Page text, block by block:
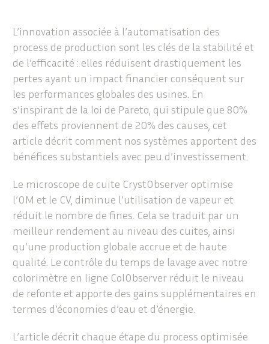
L’innovation associée à l’automatisation des
process de production sont les clés de la stabilité et
de l’efficacité : elles réduisent drastiquement les
pertes ayant un impact financier conséquent sur
les performances globales des usines. En
s’inspirant de la loi de Pareto, qui stipule que 80%
des effets proviennent de 20% des causes, cet
article décrit comment nos systèmes apportent des
bénéfices substantiels avec peu d’investissement.
Le microscope de cuite CrystObserver optimise
l’OM et le CV, diminue l’utilisation de vapeur et
réduit le nombre de fines. Cela se traduit par un
meilleur rendement au niveau des cuites, ainsi
qu’une production globale accrue et de haute
qualité. Le contrôle du temps de lavage avec notre
colorimètre en ligne ColObserver réduit le niveau
de refonte et apporte des gains supplémentaires en
termes d’économies d’eau et d’énergie.
L’article décrit chaque étape du process optimisée